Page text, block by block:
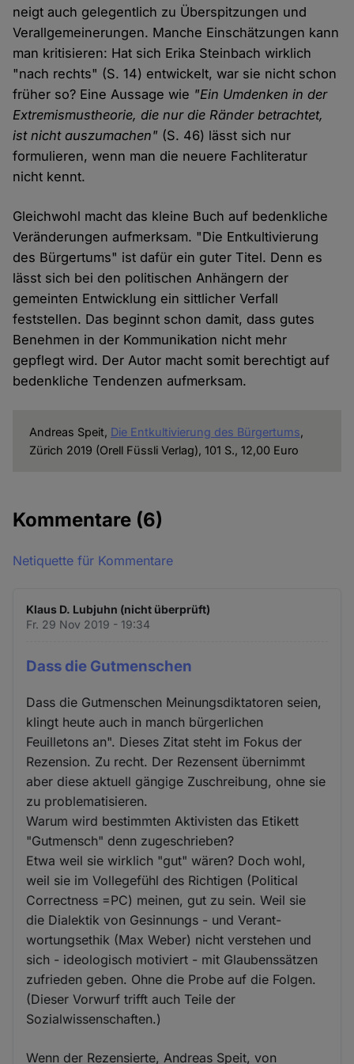
neigt auch gelegentlich zu Überspitzungen und
Verallgemeinerungen. Manche Einschätzungen kann
man kritisieren: Hat sich Erika Steinbach wirklich
"nach rechts" (S. 14) entwickelt, war sie nicht schon
früher so? Eine Aussage wie "Ein Umdenken in der
Extremismustheorie, die nur die Ränder betrachtet,
ist nicht auszumachen" (S. 46) lässt sich nur
formulieren, wenn man die neuere Fachliteratur
nicht kennt.
Gleichwohl macht das kleine Buch auf bedenkliche
Veränderungen aufmerksam. "Die Entkultivierung
des Bürgertums" ist dafür ein guter Titel. Denn es
lässt sich bei den politischen Anhängern der
gemeinten Entwicklung ein sittlicher Verfall
feststellen. Das beginnt schon damit, dass gutes
Benehmen in der Kommunikation nicht mehr
gepflegt wird. Der Autor macht somit berechtigt auf
bedenkliche Tendenzen aufmerksam.
Andreas Speit, Die Entkultivierung des Bürgertums,
Zürich 2019 (Orell Füssli Verlag), 101 S., 12,00 Euro
Kommentare (6)
Netiquette für Kommentare
Klaus D. Lubjuhn (nicht überprüft)
Fr. 29 Nov 2019 - 19:34
Dass die Gutmenschen
Dass die Gutmenschen Meinungsdiktatoren seien,
klingt heute auch in manch bürgerlichen
Feuilletons an". Dieses Zitat steht im Fokus der
Rezension. Zu recht. Der Rezensent übernimmt
aber diese aktuell gängige Zuschreibung, ohne sie
zu problematisieren.
Warum wird bestimmten Aktivisten das Etikett
"Gutmensch" denn zugeschrieben?
Etwa weil sie wirklich "gut" wären? Doch wohl,
weil sie im Vollegefühl des Richtigen (Political
Correctness =PC) meinen, gut zu sein. Weil sie
die Dialektik von Gesinnungs - und Verant-
wortungsethik (Max Weber) nicht verstehen und
sich - ideologisch motiviert - mit Glaubenssätzen
zufrieden geben. Ohne die Probe auf die Folgen.
(Dieser Vorwurf trifft auch Teile der
Sozialwissenschaften.)
Wenn der Rezensierte, Andreas Speit, von